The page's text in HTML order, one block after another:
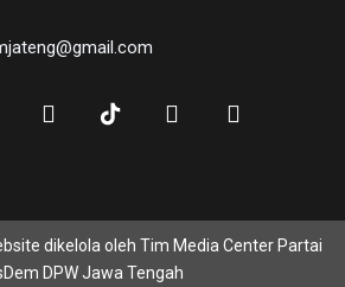
dikelola oleh Tim Media Center Partai
DPW Jawa Tengah